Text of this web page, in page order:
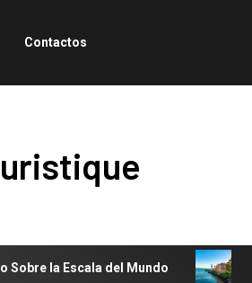
Contactos
del Mundo El arte de fluir: